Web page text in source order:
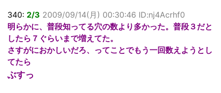
340: 2/3 2009/09/14(月) 00:30:46 ID:nj4Acrhf0
明らかに、普段知ってる穴の数より多かった。普段３だと
したら７ぐらいまで増えてた。
さすがにおかしいだろ、ってことでもう一回数えようとし
てたら
ぶすっ